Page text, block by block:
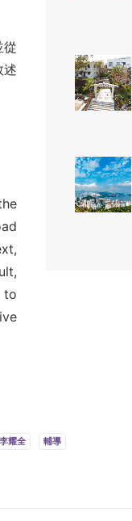
從
述
to
李耀全 輔導